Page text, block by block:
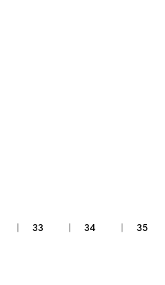
33 34 35